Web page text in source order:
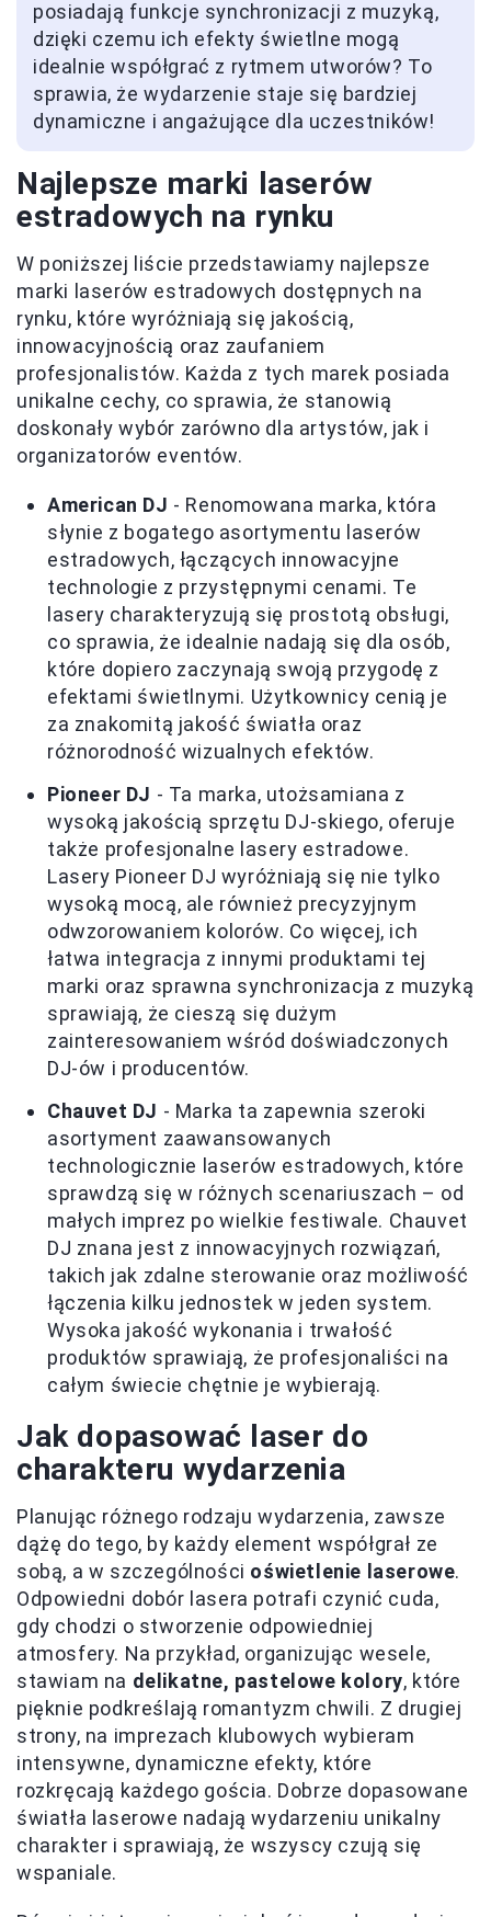
posiadają funkcje synchronizacji z muzyką,
dzięki czemu ich efekty świetlne mogą
idealnie współgrać z rytmem utworów? To
sprawia, że wydarzenie staje się bardziej
dynamiczne i angażujące dla uczestników!
Najlepsze marki laserów
estradowych na rynku
W poniższej liście przedstawiamy najlepsze
marki laserów estradowych dostępnych na
rynku, które wyróżniają się jakością,
innowacyjnością oraz zaufaniem
profesjonalistów. Każda z tych marek posiada
unikalne cechy, co sprawia, że stanowią
doskonały wybór zarówno dla artystów, jak i
organizatorów eventów.
American DJ - Renomowana marka, która
słynie z bogatego asortymentu laserów
estradowych, łączących innowacyjne
technologie z przystępnymi cenami. Te
lasery charakteryzują się prostotą obsługi,
co sprawia, że idealnie nadają się dla osób,
które dopiero zaczynają swoją przygodę z
efektami świetlnymi. Użytkownicy cenią je
za znakomitą jakość światła oraz
różnorodność wizualnych efektów.
Pioneer DJ - Ta marka, utożsamiana z
wysoką jakością sprzętu DJ-skiego, oferuje
także profesjonalne lasery estradowe.
Lasery Pioneer DJ wyróżniają się nie tylko
wysoką mocą, ale również precyzyjnym
odwzorowaniem kolorów. Co więcej, ich
łatwa integracja z innymi produktami tej
marki oraz sprawna synchronizacja z muzyką
sprawiają, że cieszą się dużym
zainteresowaniem wśród doświadczonych
DJ-ów i producentów.
Chauvet DJ - Marka ta zapewnia szeroki
asortyment zaawansowanych
technologicznie laserów estradowych, które
sprawdzą się w różnych scenariuszach – od
małych imprez po wielkie festiwale. Chauvet
DJ znana jest z innowacyjnych rozwiązań,
takich jak zdalne sterowanie oraz możliwość
łączenia kilku jednostek w jeden system.
Wysoka jakość wykonania i trwałość
produktów sprawiają, że profesjonaliści na
całym świecie chętnie je wybierają.
Jak dopasować laser do
charakteru wydarzenia
Planując różnego rodzaju wydarzenia, zawsze
dążę do tego, by każdy element współgrał ze
sobą, a w szczególności oświetlenie laserowe.
Odpowiedni dobór lasera potrafi czynić cuda,
gdy chodzi o stworzenie odpowiedniej
atmosfery. Na przykład, organizując wesele,
stawiam na delikatne, pastelowe kolory, które
pięknie podkreślają romantyzm chwili. Z drugiej
strony, na imprezach klubowych wybieram
intensywne, dynamiczne efekty, które
rozkręcają każdego gościa. Dobrze dopasowane
światła laserowe nadają wydarzeniu unikalny
charakter i sprawiają, że wszyscy czują się
wspaniale.